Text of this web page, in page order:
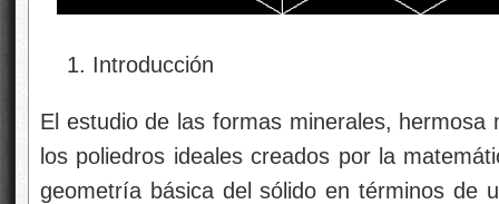
Introducción
El estudio de las formas minerales, hermosa
los poliedros ideales creados por la
geometría básica del sólido en términos de